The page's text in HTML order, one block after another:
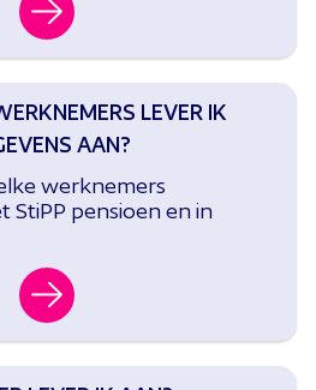
LEVER IK
AAN?
werknemers
StiPP pensioen en in